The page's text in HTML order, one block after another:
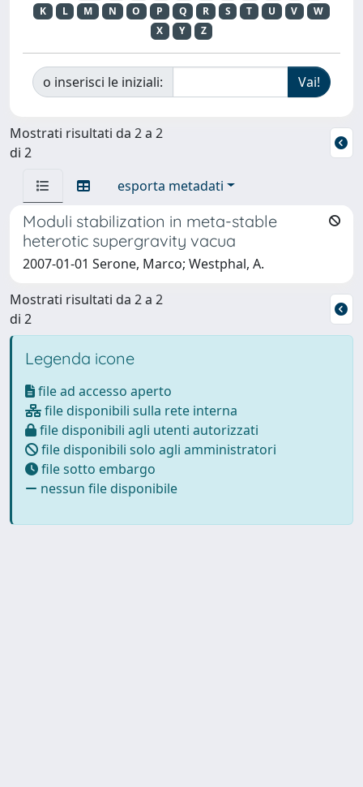
K
L M N O P Q R S T U V
W
X
Y Z
o inserisci le iniziali:
Mostrati risultati da 2 a 2
di 2
esporta metadati
Moduli stabilization in meta-stable
heterotic supergravity vacua
2007-01-01 Serone, Marco; Westphal, A.
Mostrati risultati da 2 a 2
di 2
Legenda icone
file ad accesso aperto
file disponibili sulla rete interna
file disponibili agli utenti autorizzati
file disponibili solo agli amministratori
file sotto embargo
nessun file disponibile